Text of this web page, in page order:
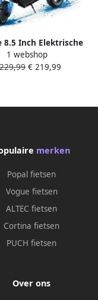
8.5 Inch Elektrische
volwassenen 350W
36V 7.8Ah Batterij
1 webshop
€ 219,99
merken
Popal fietsen
Vogue fietsen
ALTEC fietsen
Cortina fietsen
PUCH fietsen
Over ons